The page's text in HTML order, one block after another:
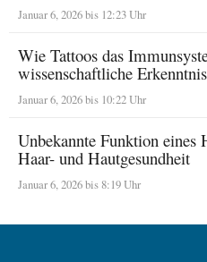
Januar 6, 2026 bis 12:23 Uhr
Wie Tattoos das
wissenschaftliche
Januar 6, 2026 bis 10:22 Uhr
Unbekannte Funktion eines
Haar- und Hautgesundheit
Januar 6, 2026 bis 8:19 Uhr